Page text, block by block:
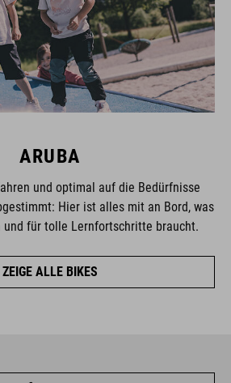
ARUBA
und optimal auf die Bedürfnisse
Hier ist alles mit an Bord, was
und für tolle Lernfortschritte braucht.
ZEIGE ALLE BIKES